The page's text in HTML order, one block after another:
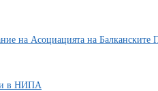
на Асоциацията на Балканските
в НИПА